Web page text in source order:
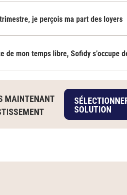
je perçois ma part des loyers
de mon temps libre, Sofidy s’occupe
MAINTENANT
SOLUTION